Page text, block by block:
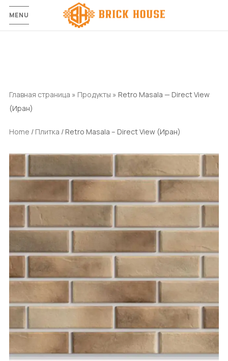
MENU
Главная страница » Продукты » Retro Masala — Direct View
(Иран)
Home / Плитка / Retro Masala – Direct View (Иран)